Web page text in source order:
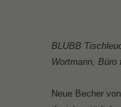
BLUBB
Wortmann,
Neue Becher